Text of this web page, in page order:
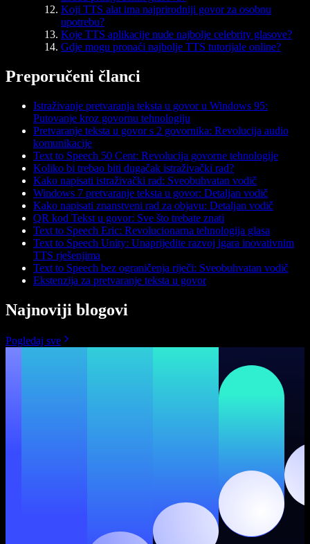
Koji TTS alat ima najprirodniji govor za osobnu
upotrebu?
Koje TTS aplikacije nude najbolje celebrity glasove?
Gdje mogu pronaći najbolje TTS tutorijale online?
Preporučeni članci
Istraživanje pretvaranja teksta u govor u Windows 95:
Putovanje kroz govornu tehnologiju
Pretvaranje teksta u govor s 2 govornika: Revolucija audio
komunikacije
Text to Speech 50 Cent: Revolucija govorne tehnologije
Koliko bi trebao biti dugačak istraživački rad?
Kako napisati istraživački rad: Sveobuhvatan vodič
Windows 7 pretvaranje teksta u govor: Detaljan vodič
Kako napisati znanstveni rad za objavu: Detaljan vodič
QR kod Tekst u govor: Sve što trebate znati
Text to Speech Eric: Revolucionarna tehnologija glasa
Text to Speech Unity: Unaprijedite razvoj igara inovativnim
TTS rješenjima
Text to Speech bez ograničenja riječi: Sveobuhvatan vodič
Ekstenzija za pretvaranje teksta u govor
Najnoviji blogovi
Pogledaj sve